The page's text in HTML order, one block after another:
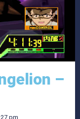
–
pm